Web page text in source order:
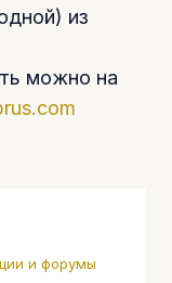
из
можно на
и форумы